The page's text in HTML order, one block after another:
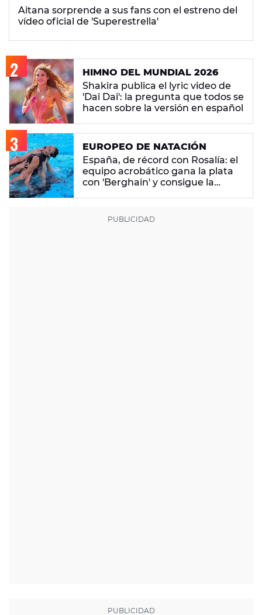
Aitana sorprende a sus fans con el estreno del
vídeo oficial de 'Superestrella'
HIMNO DEL MUNDIAL 2026
Shakira publica el lyric video de
'Dai Dai': la pregunta que todos se
hacen sobre la versión en español
EUROPEO DE NATACIÓN
España, de récord con Rosalía: el
equipo acrobático gana la plata
con 'Berghain' y consigue la